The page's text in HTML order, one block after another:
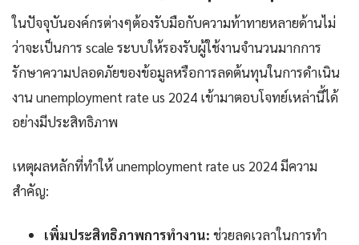
ในปัจจุบันองค์กรต่างๆต้องรับมือกับความท้าทายหลายด้านไม่
ว่าจะเป็นการ scale ระบบให้รองรับผู้ใช้งานจำนวนมากการ
รักษาความปลอดภัยของข้อมูลหรือการลดต้นทุนในการดำเนิน
งาน unemployment rate us 2024 เข้ามาตอบโจทย์เหล่านี้ได้
อย่างมีประสิทธิภาพ
เหตุผลหลักที่ทำให้ unemployment rate us 2024 มีความ
สำคัญ:
เพิ่มประสิทธิภาพการทำงาน: ช่วยลดเวลาในการทำ